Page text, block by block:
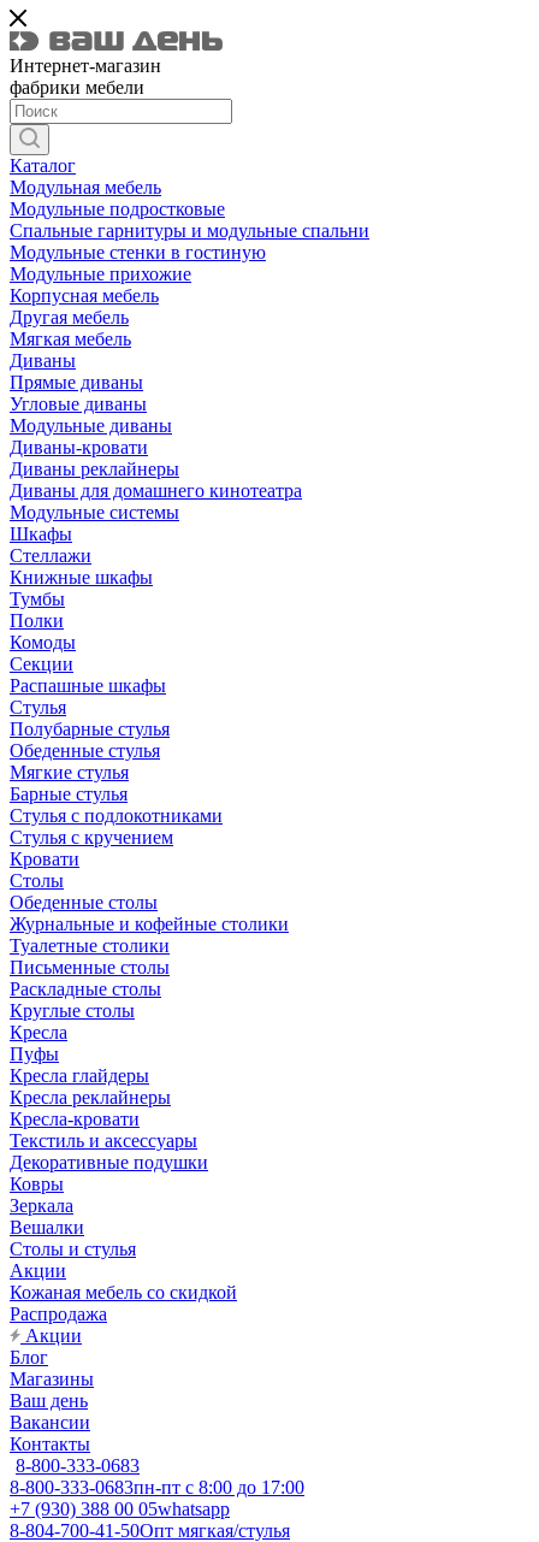
Интернет-магазин
фабрики мебели
Каталог
Модульная мебель
Модульные подростковые
Спальные гарнитуры и модульные спальни
Модульные стенки в гостиную
Модульные прихожие
Корпусная мебель
Другая мебель
Мягкая мебель
Диваны
Прямые диваны
Угловые диваны
Модульные диваны
Диваны-кровати
Диваны реклайнеры
Диваны для домашнего кинотеатра
Модульные системы
Шкафы
Стеллажи
Книжные шкафы
Тумбы
Полки
Комоды
Секции
Распашные шкафы
Стулья
Полубарные стулья
Обеденные стулья
Мягкие стулья
Барные стулья
Стулья с подлокотниками
Стулья с кручением
Кровати
Столы
Обеденные столы
Журнальные и кофейные столики
Туалетные столики
Письменные столы
Раскладные столы
Круглые столы
Кресла
Пуфы
Кресла глайдеры
Кресла реклайнеры
Кресла-кровати
Текстиль и аксессуары
Декоративные подушки
Ковры
Зеркала
Вешалки
Столы и стулья
Акции
Кожаная мебель со скидкой
Распродажа
Акции
Блог
Магазины
Ваш день
Вакансии
Контакты
8-800-333-0683
8-800-333-0683пн-пт с 8:00 до 17:00
+7 (930) 388 00 05whatsapp
8-804-700-41-50Опт мягкая/стулья